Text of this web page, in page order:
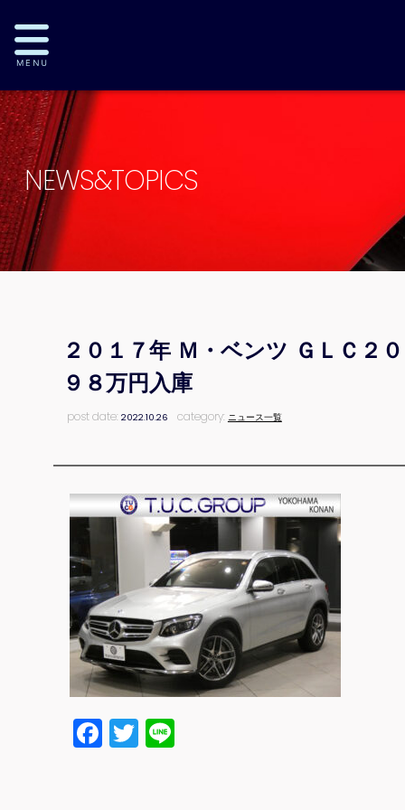
NEWS&TOPICS
２０１７年 Ｍ・ベンツ ＧＬＣ
９８万円入庫
post date:2022.10.26 category: ニュース一覧
Facebook
Twitter